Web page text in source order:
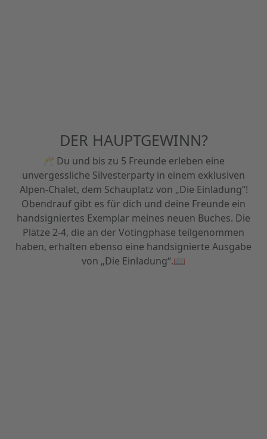
DER HAUPTGEWINN?
🥂 Du und bis zu 5 Freunde erleben eine
unvergessliche Silvesterparty in einem exklusiven
Alpen-Chalet, dem Schauplatz von „Die Einladung“!
Obendrauf gibt es für dich und deine Freunde ein
handsigniertes Exemplar meines neuen Buches. Die
Plätze 2-4, die an der Votingphase teilgenommen
haben, erhalten ebenso eine handsignierte Ausgabe
von „Die Einladung“.📖